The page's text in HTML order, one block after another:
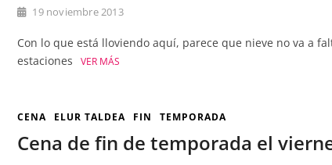
19 noviembre 2013
Con lo que está lloviendo aquí, parece que nieve no va a
estaciones
VER MÁS
CENA ELUR TALDEA FIN TEMPORADA
Cena de fin de temporada el